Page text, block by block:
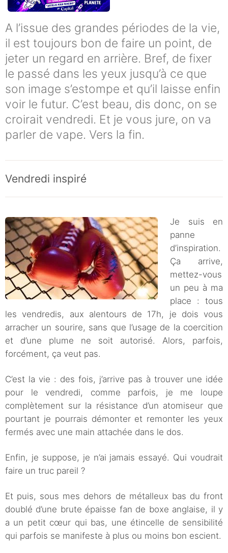
A l’issue des grandes périodes de la vie,
il est toujours bon de faire un point, de
jeter un regard en arrière. Bref, de fixer
le passé dans les yeux jusqu’à ce que
son image s’estompe et qu’il laisse enfin
voir le futur. C’est beau, dis donc, on se
croirait vendredi. Et je vous jure, on va
parler de vape. Vers la fin.
Vendredi inspiré
Je suis en
panne
d’inspiration.
Ça arrive,
mettez-vous
un peu à ma
place : tous
les vendredis, aux alentours de 17h, je dois vous
arracher un sourire, sans que l’usage de la coercition
et d’une plume ne soit autorisé. Alors, parfois,
forcément, ça veut pas.
C’est la vie : des fois, j’arrive pas à trouver une idée
pour le vendredi, comme parfois, je me loupe
complètement sur la résistance d’un atomiseur que
pourtant je pourrais démonter et remonter les yeux
fermés avec une main attachée dans le dos.
Enfin, je suppose, je n’ai jamais essayé. Qui voudrait
faire un truc pareil ?
Et puis, sous mes dehors de métalleux bas du front
doublé d’une brute épaisse fan de boxe anglaise, il y
a un petit cœur qui bas, une étincelle de sensibilité
qui parfois se manifeste à plus ou moins bon escient.